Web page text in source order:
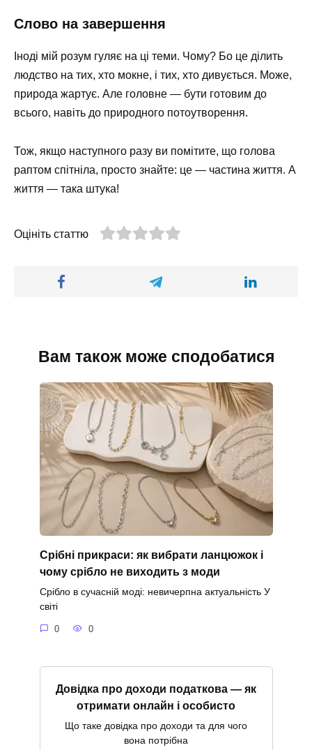
Слово на завершення
Іноді мій розум гуляє на ці теми. Чому? Бо це ділить
людство на тих, хто мокне, і тих, хто дивується. Може,
природа жартує. Але головне — бути готовим до
всього, навіть до природного потоутворення.
Тож, якщо наступного разу ви помітите, що голова
раптом спітніла, просто знайте: це — частина життя. А
життя — така штука!
Оцініть статтю
Вам також може сподобатися
Срібні прикраси: як вибрати ланцюжок і
чому срібло не виходить з моди
Срібло в сучасній моді: невичерпна актуальність У
світі
0 0
Довідка про доходи податкова — як
отримати онлайн і особисто
Що таке довідка про доходи та для чого
вона потрібна